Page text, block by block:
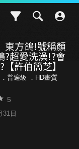
東方鴿!號稱顏
?超愛洗澡!?會
許伯簡芝】
普遍級 ．HD畫質
5
31日